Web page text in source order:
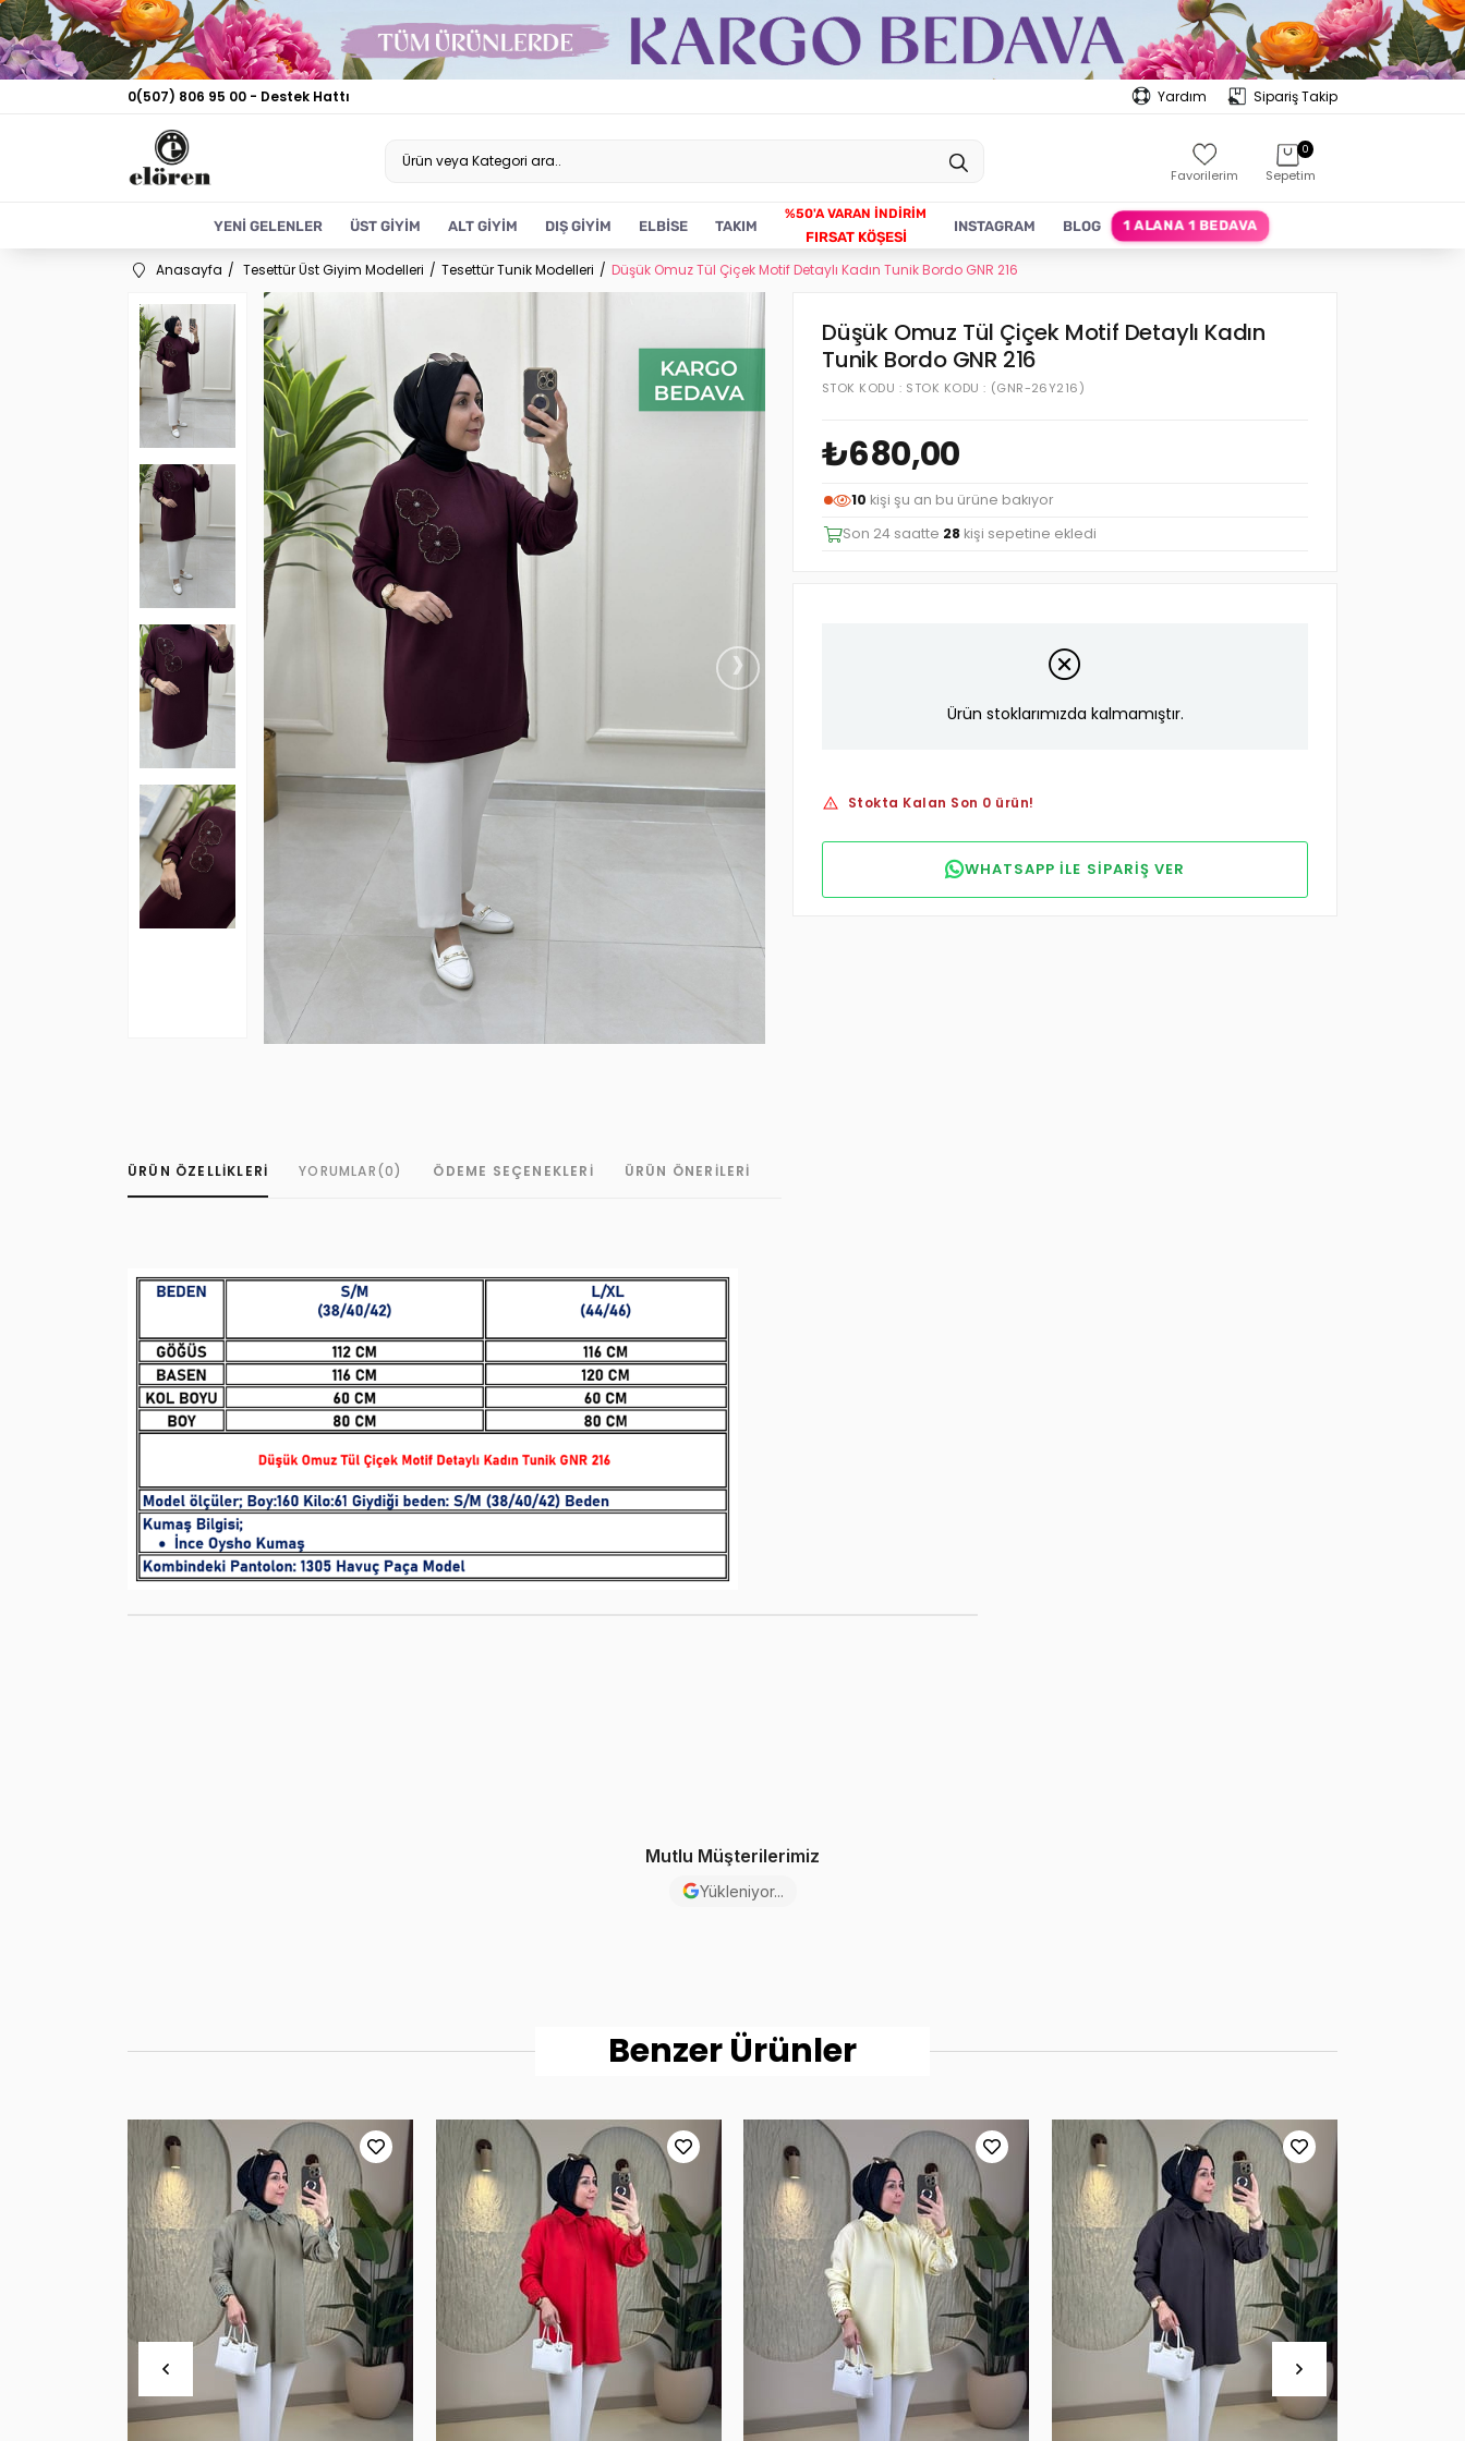
0(507) 806 95 00 - Destek Hattı Yardım Sipariş Takip
Sepetim
0
Favorilerim
YENİ GELENLER ÜST GİYİM ALT GİYİM DIŞ GİYİM ELBİSE TAKIM
FIRSAT KÖŞESİ
INSTAGRAM BLOG 1 ALANA 1 BEDAVA
Anasayfa Tesettür Üst Giyim Modelleri Tesettür Tunik Modelleri Düşük Omuz Tül Çiçek Motif Detaylı Kadın Tunik Bordo GNR 216
›
Düşük Omuz Tül Çiçek Motif Detaylı Kadın
Tunik Bordo GNR 216
(GNR-26Y216)
STOK KODU STOK KODU
₺680,00
12 kişi şu an bu ürüne bakıyor
Son 24 saatte 28 kişi sepetine ekledi
Ürün stoklarımızda kalmamıştır.
Stokta Kalan Son 0 ürün!
WHATSAPP ILE SIPARIŞ VER
ÜRÜN ÖZELLIKLERI YORUMLAR(0) ÖDEME SEÇENEKLERI ÜRÜN ÖNERILERI
Mutlu Müşterilerimiz
Yükleniyor...
Benzer Ürünler